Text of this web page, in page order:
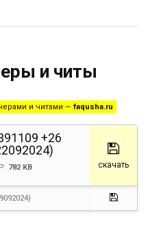
и читы
и читами —faqusha.ru
+26
782 KB
скачать